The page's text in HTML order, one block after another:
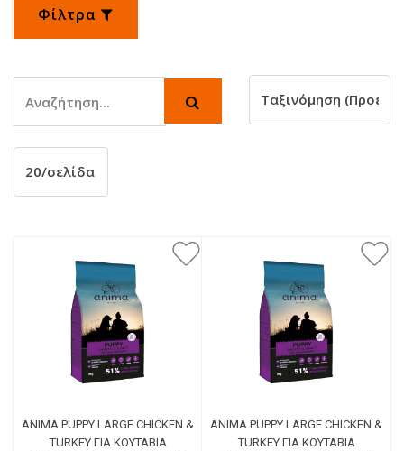
Φίλτρα
Αναζήτηση
ANIMA PUPPY LARGE CHICKEN &
TURKEY ΓΙΑ ΚΟΥΤΆΒΙΑ
ANIMA PUPPY LARGE CHICKEN &
TURKEY ΓΙΑ ΚΟΥΤΆΒΙΑ